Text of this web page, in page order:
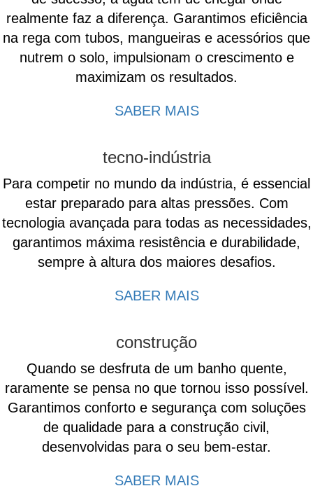
realmente faz a diferença. Garantimos eficiência
na rega com tubos, mangueiras e acessórios que
nutrem o solo, impulsionam o crescimento e
maximizam os resultados.
SABER MAIS
tecno-indústria
Para competir no mundo da indústria, é essencial
estar preparado para altas pressões. Com
tecnologia avançada para todas as necessidades,
garantimos máxima resistência e durabilidade,
sempre à altura dos maiores desafios.
SABER MAIS
construção
Quando se desfruta de um banho quente,
raramente se pensa no que tornou isso possível.
Garantimos conforto e segurança com soluções
de qualidade para a construção civil,
desenvolvidas para o seu bem-estar.
SABER MAIS